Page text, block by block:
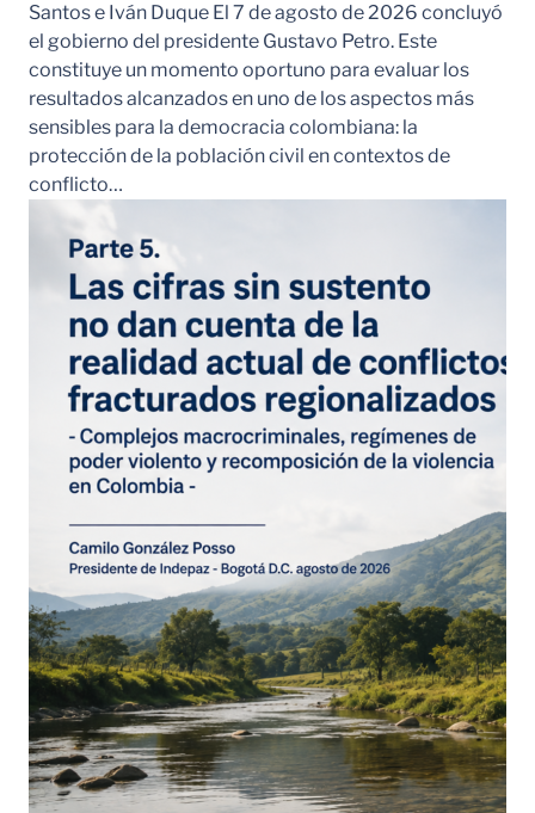
Santos e Iván Duque El 7 de agosto de 2026 concluyó
el gobierno del presidente Gustavo Petro. Este
constituye un momento oportuno para evaluar los
resultados alcanzados en uno de los aspectos más
sensibles para la democracia colombiana: la
protección de la población civil en contextos de
conflicto…